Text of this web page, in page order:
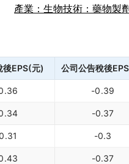
產業：生物技術：藥物製
後EPS(元) 公司公告稅後
-0.39
-0.37
-0.3
-0.37